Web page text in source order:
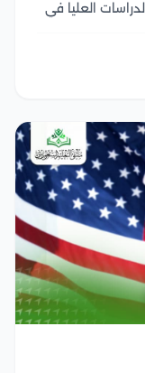
العليا في
تحصيل...